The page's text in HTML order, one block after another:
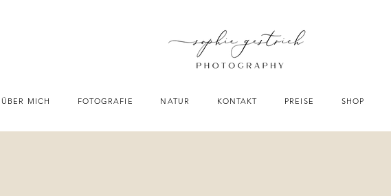
ÜBER MICH FOTOGRAFIE NATUR KONTAKT PREISE SHOP